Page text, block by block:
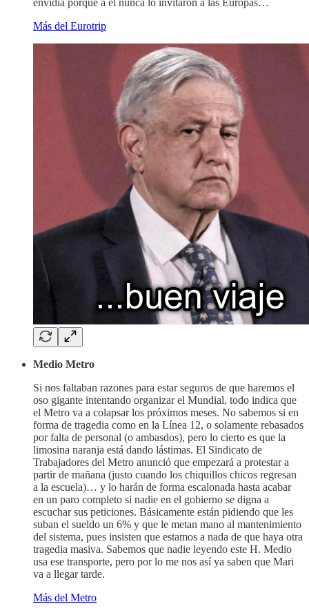
envidia porque a él nunca lo invitaron a las Europas…
Más del Eurotrip
Medio Metro
Si nos faltaban razones para estar seguros de que haremos el
oso gigante intentando organizar el Mundial, todo indica que
el Metro va a colapsar los próximos meses. No sabemos si en
forma de tragedia como en la Línea 12, o solamente rebasados
por falta de personal (o ambasdos), pero lo cierto es que la
limosina naranja está dando lástimas. El Sindicato de
Trabajadores del Metro anunció que empezará a protestar a
partir de mañana (justo cuando los chiquillos chicos regresan
a la escuela)… y lo harán de forma escalonada hasta acabar
en un paro completo si nadie en el gobierno se digna a
escuchar sus peticiones. Básicamente están pidiendo que les
suban el sueldo un 6% y que le metan mano al mantenimiento
del sistema, pues insisten que estamos a nada de que haya otra
tragedia masiva. Sabemos que nadie leyendo este H. Medio
usa ese transporte, pero por lo me nos así ya saben que Mari
va a llegar tarde.
Más del Metro